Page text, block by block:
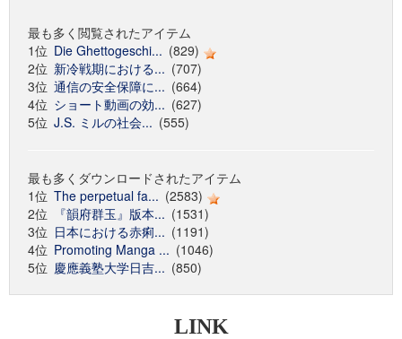
最も多く閲覧されたアイテム
1位 Die Ghettogeschi... (829)
2位 新冷戦期における... (707)
3位 通信の安全保障に... (664)
4位 ショート動画の効... (627)
5位 J.S. ミルの社会... (555)
最も多くダウンロードされたアイテム
1位 The perpetual fa... (2583)
2位
『韻府群玉』版本... (1531)
3位 日本における赤痢... (1191)
4位 Promoting Manga ... (1046)
5位 慶應義塾大学日吉... (850)
LINK